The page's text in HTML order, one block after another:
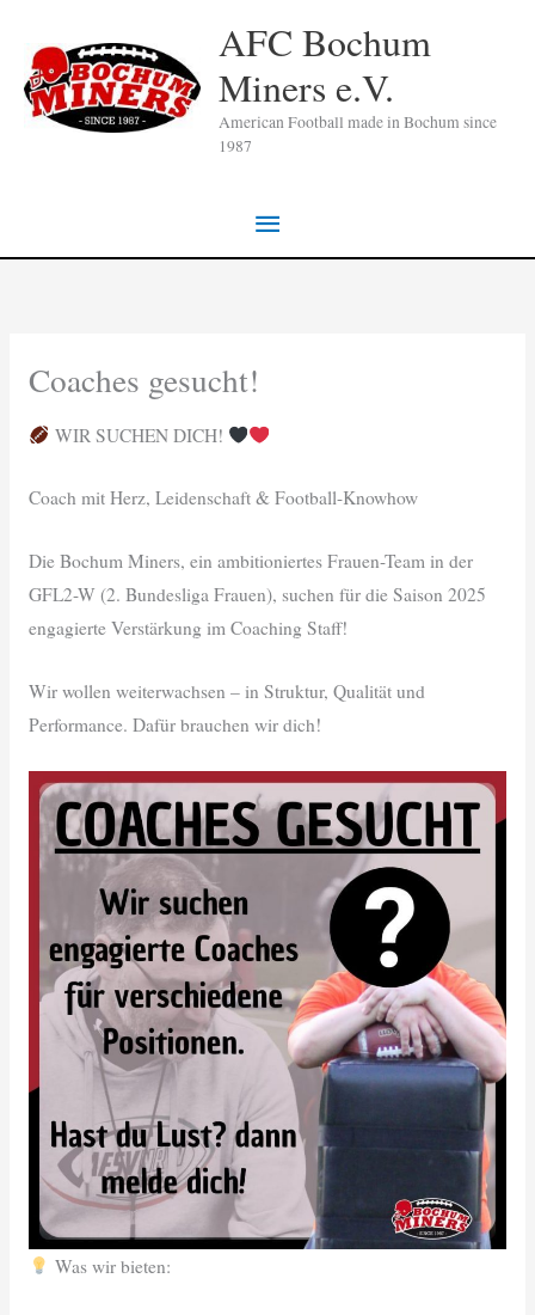
Inhalt
springen
AFC Bochum
Miners e.V.
American Football made in Bochum since
1987
Hauptmenü
Coaches gesucht!
WIR SUCHEN DICH!
Coach mit Herz, Leidenschaft & Football-Knowhow
Die Bochum Miners, ein ambitioniertes Frauen-Team in der
GFL2-W (2. Bundesliga Frauen), suchen für die Saison 2025
engagierte Verstärkung im Coaching Staff!
Wir wollen weiterwachsen – in Struktur, Qualität und
Performance. Dafür brauchen wir dich!
Was wir bieten: